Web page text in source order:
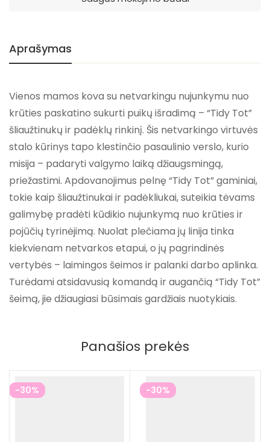
Aprašymas
Vienos mamos kova su netvarkingu nujunkymu nuo
krūties paskatino sukurti puikų išradimą – “Tidy Tot”
šliaužtinukų ir padėklų rinkinį. Šis netvarkingo virtuvės
stalo kūrinys tapo klestinčio pasaulinio verslo, kurio
misija – padaryti valgymo laiką džiaugsmingą,
priežastimi. Apdovanojimus pelnę “Tidy Tot” gaminiai,
tokie kaip šliaužtinukai ir padėkliukai, suteikia tėvams
galimybę pradėti kūdikio nujunkymą nuo krūties ir
pojūčių tyrinėjimą. Nuolat plečiama jų linija tinka
kiekvienam netvarkos etapui, o jų pagrindinės
vertybės – laimingos šeimos ir palanki darbo aplinka.
Turėdami atsidavusią komandą ir augančią “Tidy Tot”
šeimą, jie džiaugiasi būsimais gardžiais nuotykiais.
Panašios prekės
-30% -30%